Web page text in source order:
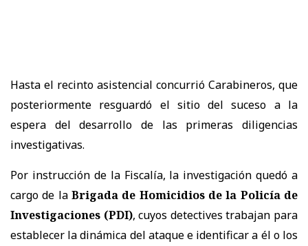
Hasta el recinto asistencial concurrió Carabineros, que
posteriormente resguardó el sitio del suceso a la
espera del desarrollo de las primeras diligencias
investigativas.
Por instrucción de la Fiscalía, la investigación quedó a
cargo de la Brigada de Homicidios de la Policía de
Investigaciones (PDI), cuyos detectives trabajan para
establecer la dinámica del ataque e identificar a él o los